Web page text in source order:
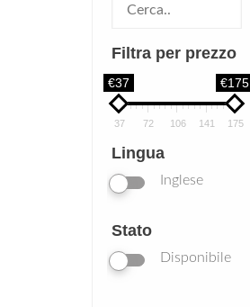
Filtra per prezzo
€37 €175
37 72 106 141 175
Lingua
Inglese
Stato
Disponibile